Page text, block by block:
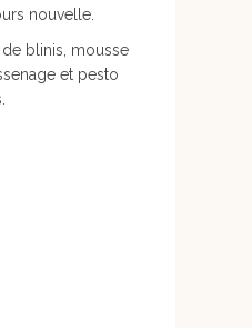
nouvelle.
blinis, mousse
et pesto